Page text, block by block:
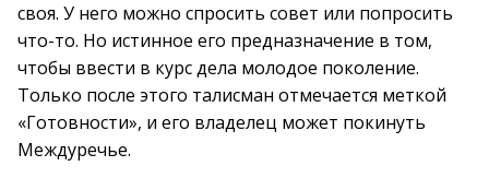
своя. У него можно спросить совет или попросить
что-то. Но истинное его предназначение в том,
чтобы ввести в курс дела молодое поколение.
Только после этого талисман отмечается меткой
«Готовности», и его владелец может покинуть
Междуречье.